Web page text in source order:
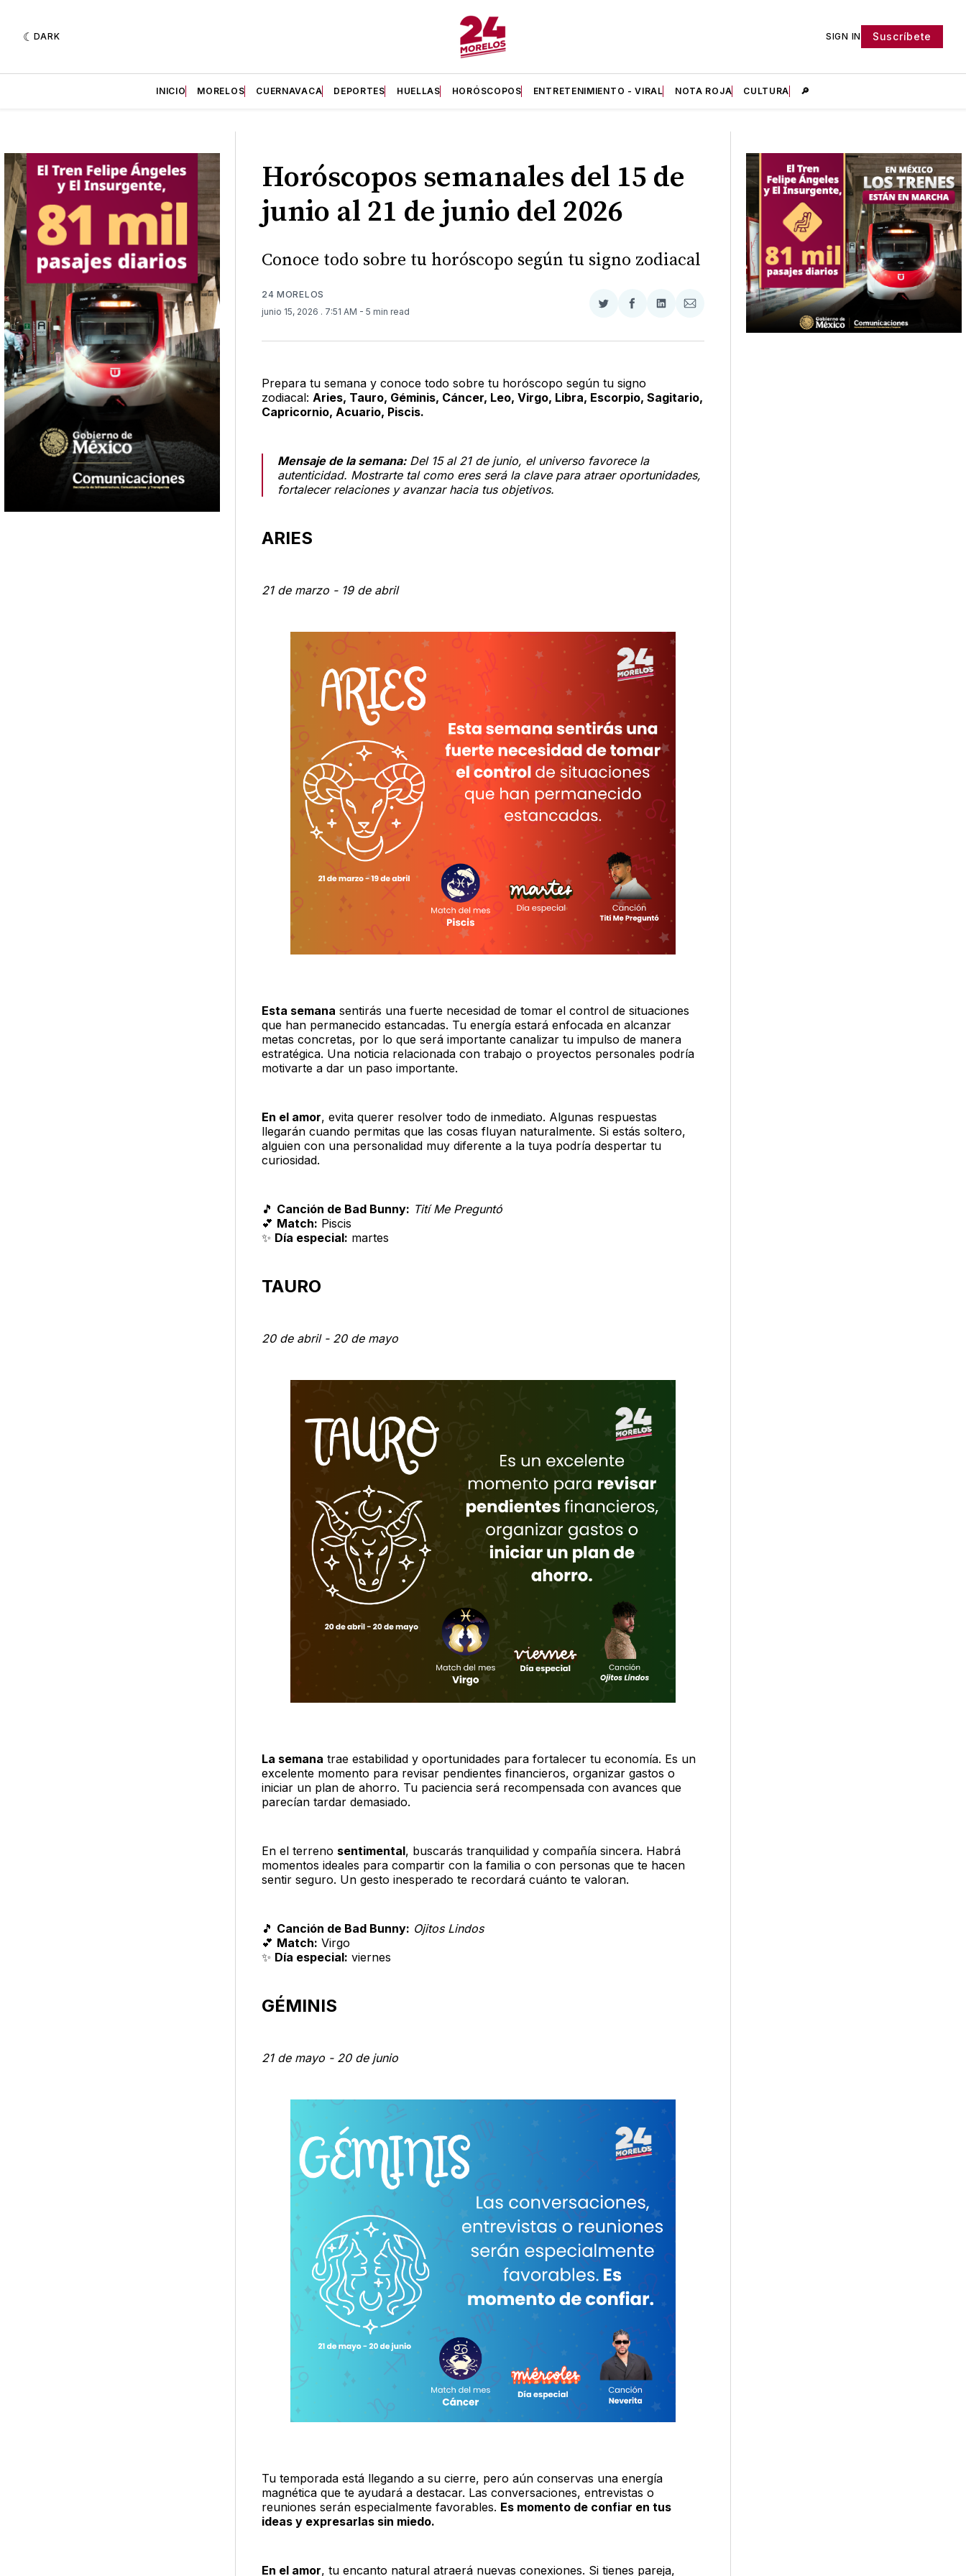
DARK SIGN IN Suscríbete
INICIO MORELOS CUERNAVACA DEPORTES HUELLAS HORÓSCOPOS ENTRETENIMIENTO - VIRAL NOTA ROJA CULTURA 🔎
Horóscopos semanales del 15 de
junio al 21 de junio del 2026
Conoce todo sobre tu horóscopo según tu signo zodiacal
24 MORELOS
junio 15, 2026 . 7:51 AM - 5 min read
Compartir
Twitter
Compartir
Facebook
Compartir
LinkedIn
Compartir
Email
Prepara tu semana y conoce todo sobre tu horóscopo según tu signo
zodiacal: Aries, Tauro, Géminis, Cáncer, Leo, Virgo, Libra, Escorpio, Sagitario,
Capricornio, Acuario, Piscis.
Mensaje de la semana:Del 15 al 21 de junio, el universo favorece la
autenticidad. Mostrarte tal como eres será la clave para atraer oportunidades,
fortalecer relaciones y avanzar hacia tus objetivos.
ARIES
21 de marzo - 19 de abril
Esta semana sentirás una fuerte necesidad de tomar el control de situaciones
que han permanecido estancadas. Tu energía estará enfocada en alcanzar
metas concretas, por lo que será importante canalizar tu impulso de manera
estratégica. Una noticia relacionada con trabajo o proyectos personales podría
motivarte a dar un paso importante.
En el amor, evita querer resolver todo de inmediato. Algunas respuestas
llegarán cuando permitas que las cosas fluyan naturalmente. Si estás soltero,
alguien con una personalidad muy diferente a la tuya podría despertar tu
curiosidad.
🎵 Canción de Bad Bunny: Tití Me Preguntó
💕 Match: Piscis
✨ Día especial: martes
TAURO
20 de abril - 20 de mayo
La semana trae estabilidad y oportunidades para fortalecer tu economía. Es un
excelente momento para revisar pendientes financieros, organizar gastos o
iniciar un plan de ahorro. Tu paciencia será recompensada con avances que
parecían tardar demasiado.
En el terreno sentimental, buscarás tranquilidad y compañía sincera. Habrá
momentos ideales para compartir con la familia o con personas que te hacen
sentir seguro. Un gesto inesperado te recordará cuánto te valoran.
🎵 Canción de Bad Bunny: Ojitos Lindos
💕 Match: Virgo
✨ Día especial: viernes
GÉMINIS
21 de mayo - 20 de junio
Tu temporada está llegando a su cierre, pero aún conservas una energía
magnética que te ayudará a destacar. Las conversaciones, entrevistas o
reuniones serán especialmente favorables. Es momento de confiar en tus
ideas y expresarlas sin miedo.
En el amor, tu encanto natural atraerá nuevas conexiones. Si tienes pareja,